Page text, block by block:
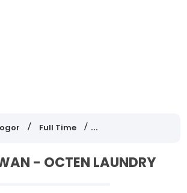
Full Time Lowongan Kerja
- OCTEN LAUNDRY